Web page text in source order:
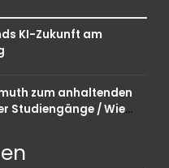
KI-Zukunft am
zum anhaltenden
Studiengänge / Wie